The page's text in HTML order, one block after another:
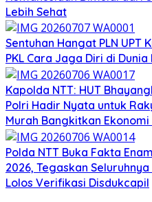
Lebih Sehat
Sentuhan Hangat PLN UPT
PKL Cara Jaga Diri di Dunia
Kapolda NTT: HUT
Polri Hadir Nyata untuk
Murah Bangkitkan
Polda NTT Buka Fakta
2026, Tegaskan
Lolos Verifikasi Disdukcapil